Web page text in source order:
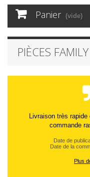
Panier (vide)
PIÈCES FAMILY
Livraison très
commande
Date de
Date de la
Plus